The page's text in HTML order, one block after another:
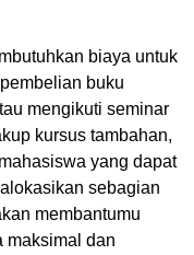
biaya untuk
buku
mengikuti seminar
kursus tambahan,
yang dapat
sebagian
membantumu
maksimal dan